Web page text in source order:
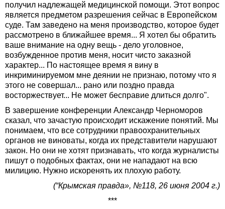
получил надлежащей медицинской помощи. Этот вопрос
является предметом разрешения сейчас в Европейском
суде. Там заведено на меня производство, которое будет
рассмотрено в ближайшее время... Я хотел бы обратить
ваше внимание на одну вещь - дело уголовное,
возбужденное против меня, носит чисто заказной
характер... По настоящее время я вину в
инкриминируемом мне деянии не признаю, потому что я
этого не совершал... рано или поздно правда
восторжествует... Не может бесправие длиться долго".
В завершение конференции Александр Черноморов
сказал, что зачастую происходит искажение понятий. Мы
понимаем, что все сотрудники правоохранительных
органов не виноваты, когда их представители нарушают
закон. Но они не хотят признавать, что когда журналисты
пишут о подобных фактах, они не нападают на всю
милицию. Нужно искоренять их плохую работу.
(“Крымская правда», №118, 26 июня 2004 г.)
***